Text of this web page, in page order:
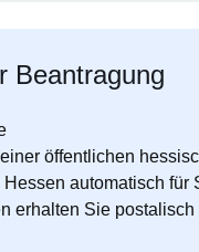
Beantragung
öffentlichen
Hessen automatisch für
erhalten Sie